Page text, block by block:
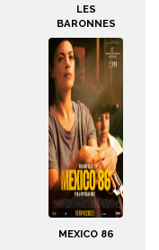
LES
BARONNES
MEXICO 86